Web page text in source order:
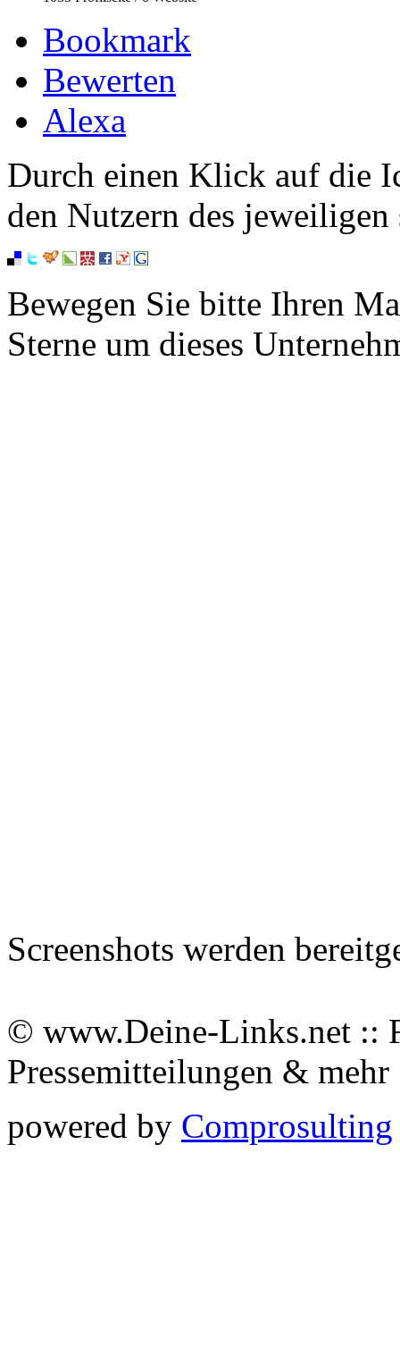
Bookmark
Bewerten
Alexa
Durch einen Klick auf die
den Nutzern des
Bewegen Sie bitte Ihren
Sterne um dieses
Screenshots werden
© www.Deine-Links.net ::
Pressemitteilungen &
powered by Comprosulting